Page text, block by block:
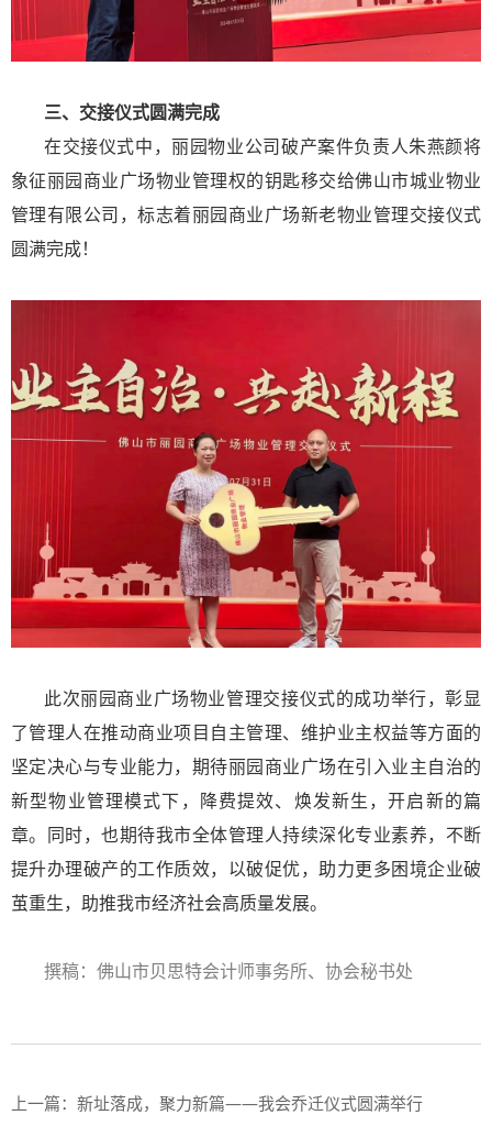
三、交接仪式圆满完成
在交接仪式中，丽园物业公司破产案件负责人朱燕颜将
象征丽园商业广场物业管理权的钥匙移交给佛山市城业物业
管理有限公司，标志着丽园商业广场新老物业管理交接仪式
圆满完成！
此次丽园商业广场物业管理交接仪式的成功举行，彰显
了管理人在推动商业项目自主管理、维护业主权益等方面的
坚定决心与专业能力，期待丽园商业广场在引入业主自治的
新型物业管理模式下，降费提效、焕发新生，开启新的篇
章。同时，也期待我市全体管理人持续深化专业素养，不断
提升办理破产的工作质效，以破促优，助力更多困境企业破
茧重生，助推我市经济社会高质量发展。
撰稿：佛山市贝思特会计师事务所、协会秘书处
上一篇： 新址落成，聚力新篇——我会乔迁仪式圆满举行